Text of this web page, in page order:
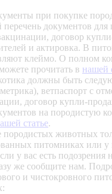
при покупке
перечень документов для
договор
и актировка. В
клеймо. О полном
прочитать в нашей
должны быть
ветпаспорт с
договор купли-
на породистую
статье.
породистых животных
питомниках или у
у вас есть
же сообщите нам.
и чистокровного